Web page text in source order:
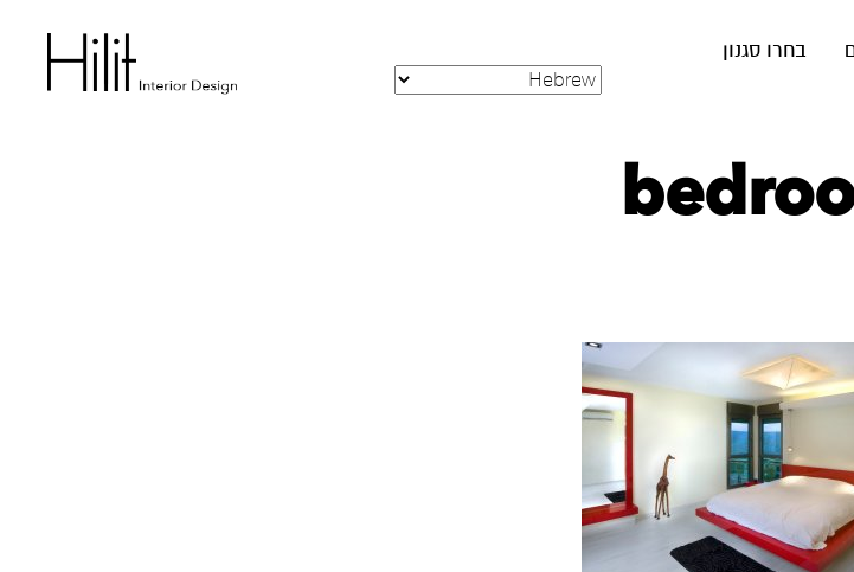
בחרו סגנון